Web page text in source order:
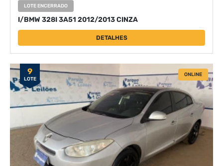
LOTE ENCERRADO
I/BMW 328I 3A51 2012/2013 CINZA
DETALHES
9
LOTE
ONLINE